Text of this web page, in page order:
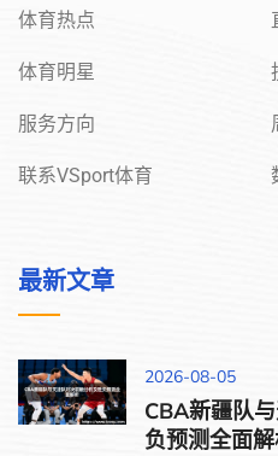
体育热点
体育明星
服务方向
联系VSport体育
最新文章
2026-08-05
CBA新疆队
负预测全面